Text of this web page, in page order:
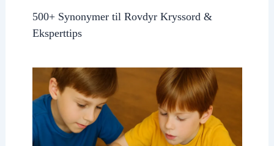
500+ Synonymer til Rovdyr Kryssord &
Eksperttips